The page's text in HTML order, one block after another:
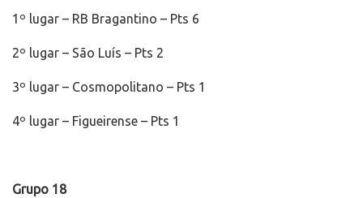
1º lugar – RB Bragantino – Pts 6
2º lugar – São Luís – Pts 2
3º lugar – Cosmopolitano – Pts 1
4º lugar – Figueirense – Pts 1
Grupo 18